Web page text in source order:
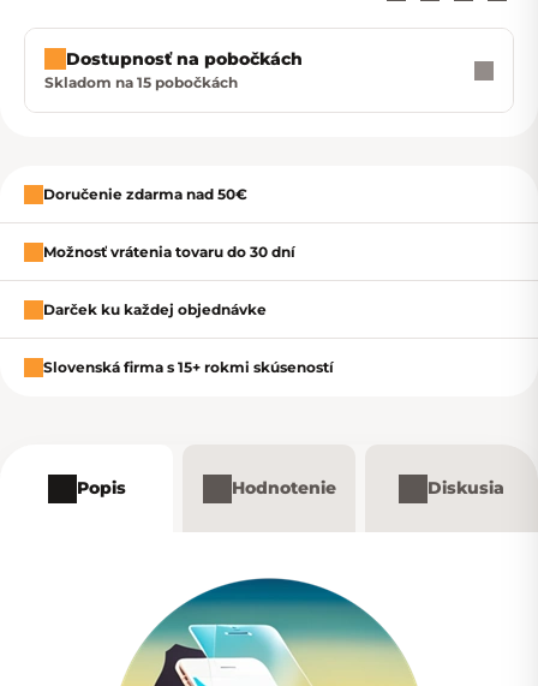
Zavrieť
Dostupnosť na pobočkách
Skladom na 15 pobočkách
Doručenie zdarma nad 50€
Možnosť vrátenia tovaru do 30 dní
Darček ku každej objednávke
Slovenská firma s 15+ rokmi skúseností
Popis Hodnotenie Diskusia